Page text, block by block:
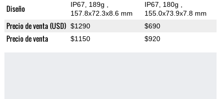
Diseño IP67, 189g
157.8x72.3x8.6 mm
IP67, 180g
155.0x73.9x7.8 mm
Precio de venta (USD) $1290 $690
Precio de venta $1150 $920